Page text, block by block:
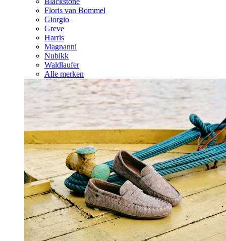
Floris van Bommel
Giorgio
Greve
Harris
Magnanni
Nubikk
Waldlaufer
Alle merken